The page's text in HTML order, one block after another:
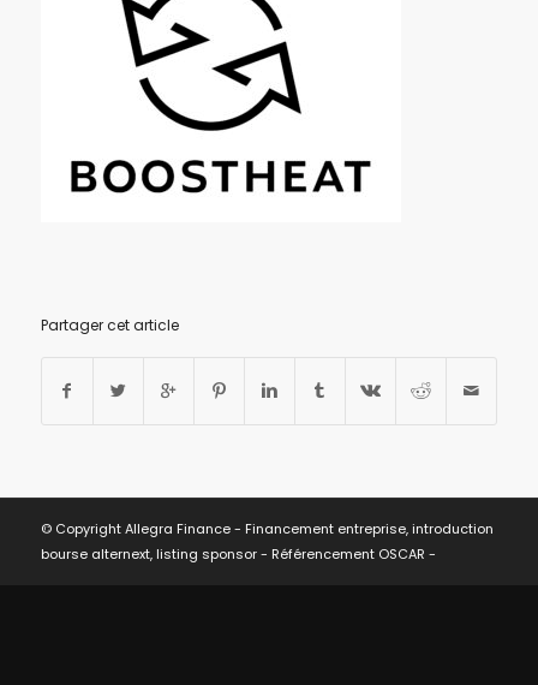
Partager cet article
© Copyright Allegra Finance - Financement entreprise, introduction
bourse alternext, listing sponsor - Référencement OSCAR -